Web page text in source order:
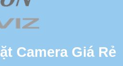
Camera Giá Rẻ